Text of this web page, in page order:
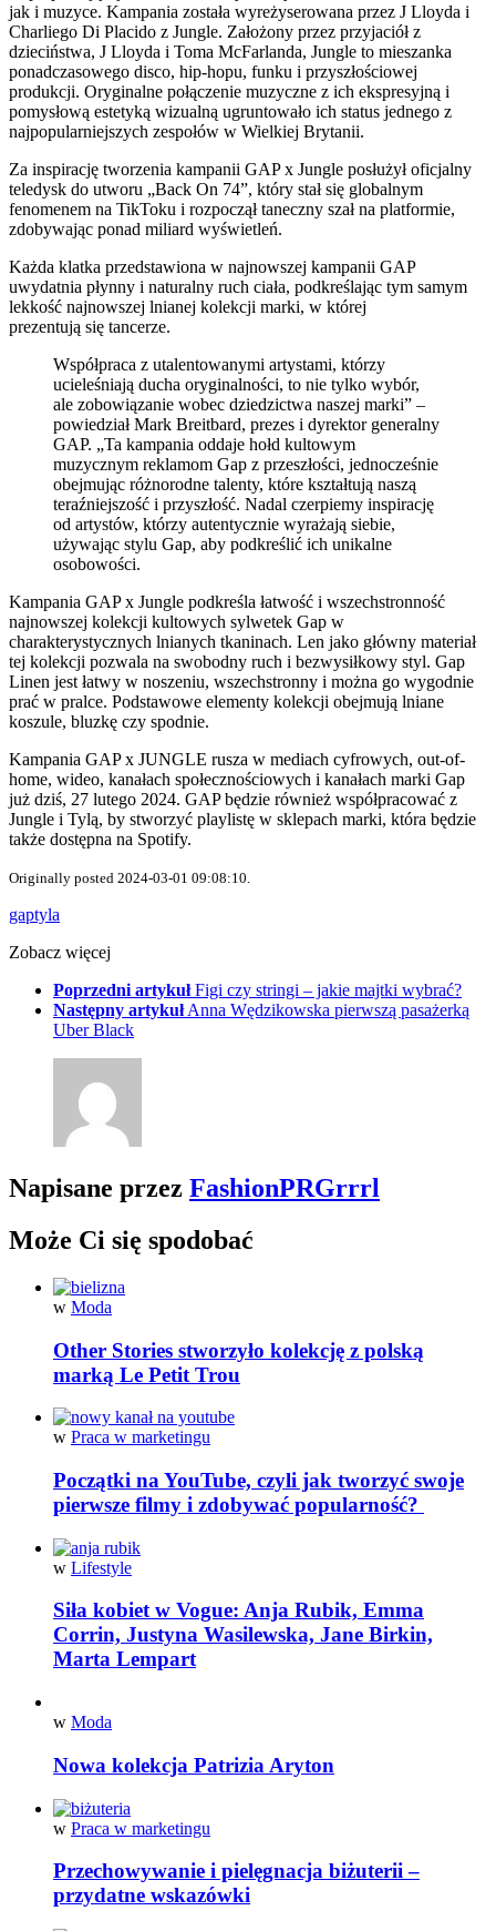
jak i muzyce. Kampania została wyreżyserowana przez J Lloyda i
Charliego Di Placido z Jungle. Założony przez przyjaciół z
dzieciństwa, J Lloyda i Toma McFarlanda, Jungle to mieszanka
ponadczasowego disco, hip-hopu, funku i przyszłościowej
produkcji. Oryginalne połączenie muzyczne z ich ekspresyjną i
pomysłową estetyką wizualną ugruntowało ich status jednego z
najpopularniejszych zespołów w Wielkiej Brytanii.
Za inspirację tworzenia kampanii GAP x Jungle posłużył oficjalny
teledysk do utworu „Back On 74”, który stał się globalnym
fenomenem na TikToku i rozpoczął taneczny szał na platformie,
zdobywając ponad miliard wyświetleń.
Każda klatka przedstawiona w najnowszej kampanii GAP
uwydatnia płynny i naturalny ruch ciała, podkreślając tym samym
lekkość najnowszej lnianej kolekcji marki, w której
prezentują się tancerze.
Współpraca z utalentowanymi artystami, którzy
ucieleśniają ducha oryginalności, to nie tylko wybór,
ale zobowiązanie wobec dziedzictwa naszej marki” –
powiedział Mark Breitbard, prezes i dyrektor generalny
GAP. „Ta kampania oddaje hołd kultowym
muzycznym reklamom Gap z przeszłości, jednocześnie
obejmując różnorodne talenty, które kształtują naszą
teraźniejszość i przyszłość. Nadal czerpiemy inspirację
od artystów, którzy autentycznie wyrażają siebie,
używając stylu Gap, aby podkreślić ich unikalne
osobowości.
Kampania GAP x Jungle podkreśla łatwość i wszechstronność
najnowszej kolekcji kultowych sylwetek Gap w
charakterystycznych lnianych tkaninach. Len jako główny materiał
tej kolekcji pozwala na swobodny ruch i bezwysiłkowy styl. Gap
Linen jest łatwy w noszeniu, wszechstronny i można go wygodnie
prać w pralce. Podstawowe elementy kolekcji obejmują lniane
koszule, bluzkę czy spodnie.
Kampania GAP x JUNGLE rusza w mediach cyfrowych, out-of-
home, wideo, kanałach społecznościowych i kanałach marki Gap
już dziś, 27 lutego 2024. GAP będzie również współpracować z
Jungle i Tylą, by stworzyć playlistę w sklepach marki, która będzie
także dostępna na Spotify.
Originally posted 2024-03-01 09:08:10.
gaptyla
Zobacz więcej
Poprzedni artykuł Figi czy stringi – jakie majtki wybrać?
Następny artykuł Anna Wędzikowska pierwszą pasażerką
Uber Black
Napisane przez FashionPRGrrrl
Może Ci się spodobać
w Moda
Other Stories stworzyło kolekcję z polską
marką Le Petit Trou
w Praca w marketingu
Początki na YouTube, czyli jak tworzyć swoje
pierwsze filmy i zdobywać popularność?
w Lifestyle
Siła kobiet w Vogue: Anja Rubik, Emma
Corrin, Justyna Wasilewska, Jane Birkin,
Marta Lempart
w Moda
Nowa kolekcja Patrizia Aryton
w Praca w marketingu
Przechowywanie i pielęgnacja biżuterii –
przydatne wskazówki